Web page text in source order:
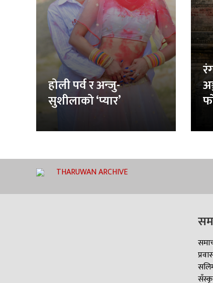
होली पर्व र अन्जु-
सुशीलाको ‘प्यार’
THARUWAN ARCHIVE